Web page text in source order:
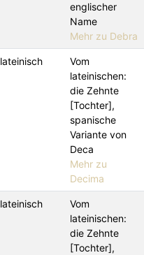
englischer
Name
Mehr zu Debra
lateinisch
Vom
lateinischen:
die Zehnte
[Tochter],
spanische
Variante von
Deca
Mehr zu
Decima
lateinisch
Vom
lateinischen:
die Zehnte
[Tochter],